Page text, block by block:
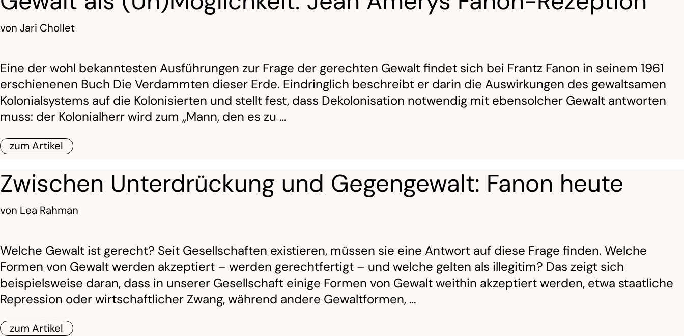
von Jari Chollet
Eine der wohl bekanntesten Ausführungen zur Frage der gerechten Gewalt findet sich bei Frantz Fanon in seinem 1961
erschienenen Buch Die Verdammten dieser Erde. Eindringlich beschreibt er darin die Auswirkungen des gewaltsamen
Kolonialsystems auf die Kolonisierten und stellt fest, dass Dekolonisation notwendig mit ebensolcher Gewalt antworten
muss: der Kolonialherr wird zum „Mann, den es zu …
zum Artikel
Zwischen Unterdrückung und Gegengewalt: Fanon heute
von Lea Rahman
Welche Gewalt ist gerecht? Seit Gesellschaften existieren, müssen sie eine Antwort auf diese Frage finden. Welche
Formen von Gewalt werden akzeptiert – werden gerechtfertigt – und welche gelten als illegitim? Das zeigt sich
beispielsweise daran, dass in unserer Gesellschaft einige Formen von Gewalt weithin akzeptiert werden, etwa staatliche
Repression oder wirtschaftlicher Zwang, während andere Gewaltformen, …
zum Artikel